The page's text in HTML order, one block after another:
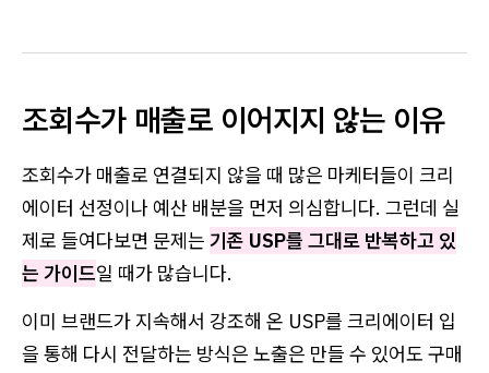
조회수가 매출로 이어지지 않는 이유
조회수가 매출로 연결되지 않을 때 많은 마케터들이 크리
에이터 선정이나 예산 배분을 먼저 의심합니다. 그런데 실
제로 들여다보면 문제는 기존 USP를 그대로 반복하고 있
는 가이드일 때가 많습니다.
이미 브랜드가 지속해서 강조해 온 USP를 크리에이터 입
을 통해 다시 전달하는 방식은 노출은 만들 수 있어도 구매